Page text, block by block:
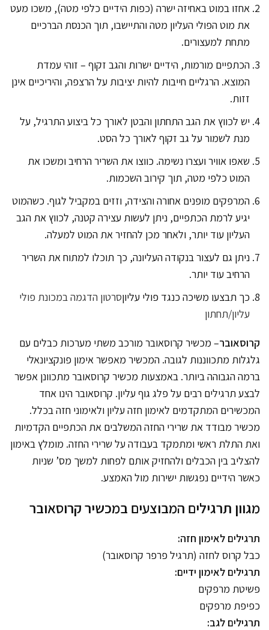
אחזו במוט באחיזה ישרה (כפות הידיים כלפי מטה), משכו מעט
את מוט הפולי העליון מטה והתיישבו, תוך הכנסת הברכיים
מתחת למעצורים.
הכתפיים מורמות, הידיים ישרות והגב זקוף – זוהי עמדת
המוצא. הרגליים חייבות להיות יציבות על הרצפה, והיריכיים אינן
זזות.
יש לכווץ את הגב התחתון והבטן לאורך כל ביצוע התרגיל, על
מנת לשמור על גב זקוף לאורך כל הסט.
שאפו אוויר ועצרו נשימה. כווצו את השריר הרחיב ומשכו את
המוט כלפי מטה, תוך קירוב השכמות.
המרפקים מופנים אחורה והצידה, וזזים במקביל לגוף. כשהמוט
יגיע לרמת הכתפיים, ניתן לעשות עצירה קטנה, לכווץ את הגב
העליון עוד יותר, ולאחר מכן להחזיר את המוט למעלה.
ניתן גם לעצור בנקודה העליונה, כך תוכלו למתוח את השריר
הרחיב עוד יותר.
כך תבצעו משיכה כנגד פולי עליוןסרטון הדגמה במכונת פולי
עליון/תחתון
קרוסאובר– מכשיר קרוסאובר מורכב משתי מערכות כבלים עם
גלגלות מתכווננות לגובה. המכשיר מאפשר אימון פונקציונאלי
ברמה הגבוהה ביותר. באמצעות מכשיר קרוסאובר מתכוונן אפשר
לבצע תרגילים רבים על פלג גוף עליון. קרוסאובר הינו אחד
המכשירים המתקדמים לאימון חזה עליון ולאימוני חזה בכלל.
מכשיר מבודד את שרירי החזה המשלבים את הכתפיים הקדמיות
ואת התלת ראשי ומתמקד בעבודה על שרירי החזה. מומלץ באימון
להצליב בין הכבלים ולהחזיק אותם לפחות למשך מס’ שניות
כאשר הידיים נפגשות ישירות מול האמצע.
מגוון תרגילים המבוצעים במכשיר קרוסאובר
תרגילים לאימון חזה:
כבל קרוס לחזה (תרגיל פרפר קרוסאובר)
תרגילים לאימון ידיים:
פשיטת מרפקים
כפיפת מרפקים
תרגילים לגב: